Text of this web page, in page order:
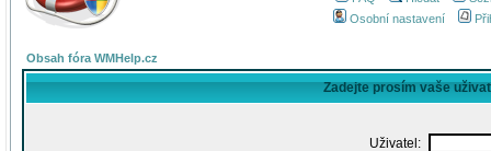
Osobní nastavení
Obsah fóra WMHelp.cz
Zadejte prosím vaše
Uživatel: